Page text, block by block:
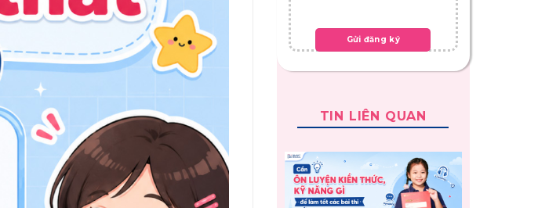
TIN LIÊN QUAN